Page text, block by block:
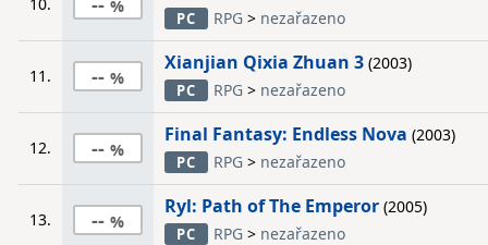
PC RPG > nezařazeno
11. --
Xianjian Qixia Zhuan 3 (2003)
PC RPG > nezařazeno
12. --
Final Fantasy: Endless Nova (2003)
PC RPG > nezařazeno
13. --
Ryl: Path of The Emperor (2005)
PC RPG > nezařazeno